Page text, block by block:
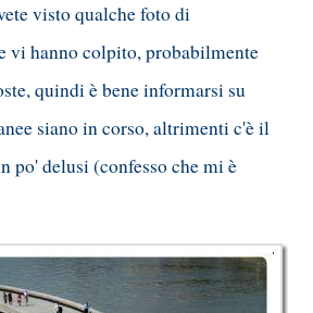
visto qualche foto di
vi hanno colpito, probabilmente
quindi è bene informarsi su
siano in corso, altrimenti c'è il
po' delusi (confesso che mi è